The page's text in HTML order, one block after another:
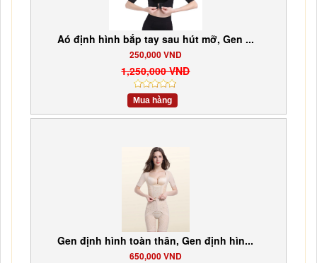
Aó định hình bắp tay sau hút mỡ, Gen ...
250,000 VND
1,250,000 VND
Mua hàng
Gen định hình toàn thân, Gen định hìn...
650,000 VND